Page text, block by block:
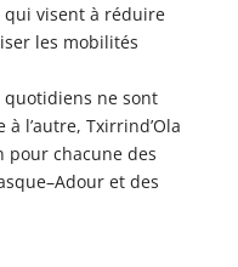
qui visent à réduire
les mobilités
quotidiens ne sont
l’autre, Txirrind’Ola
pour chacune des
et des